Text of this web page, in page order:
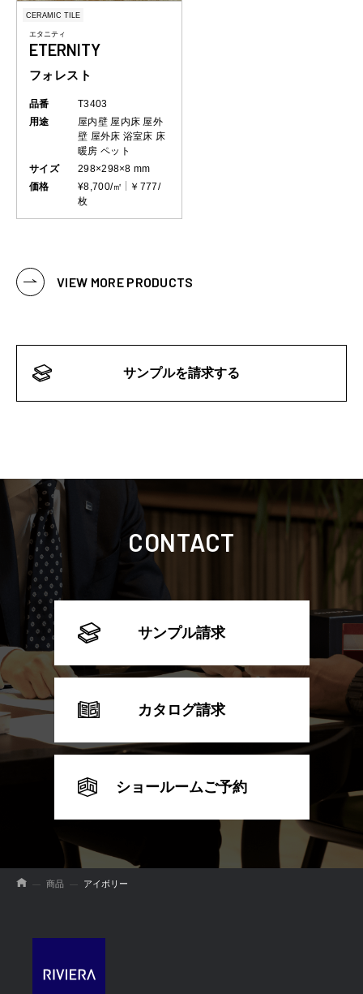
CERAMIC TILE
エタニティ
ETERNITY
フォレスト
品番
T3403
用途
屋内壁 屋内床 屋外
壁 屋外床 浴室床 床
暖房 ペット
サイズ
298×298×8 mm
価格
¥8,700/㎡
￥777/
枚
VIEW MORE PRODUCTS
サンプルを請求する
CONTACT
サンプル請求
カタログ請求
ショールームご予約
商品 アイボリー